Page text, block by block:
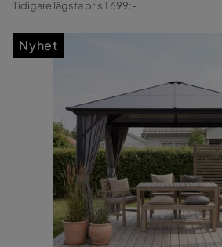
Tidigare lägsta pris 1 699:-
Nyhet